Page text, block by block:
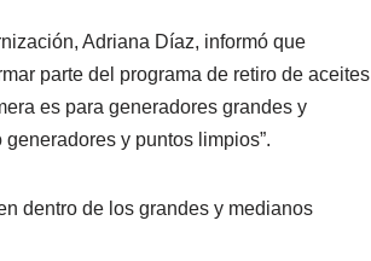
Adriana Díaz, informó que
parte del programa de retiro de aceites
es para generadores grandes y
y puntos limpios”.
dentro de los grandes y medianos